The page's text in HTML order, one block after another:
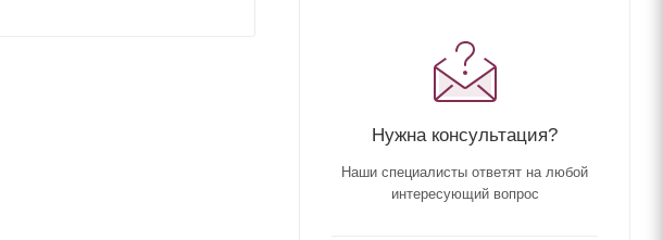
Нужна консультация?
Наши специалисты ответят на любой
интересующий вопрос